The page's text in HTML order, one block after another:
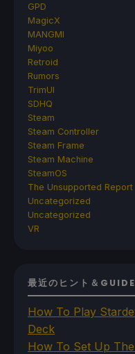
GPD
MagicX
MANGMI
Miyoo
Retroid
Rumors
TrimUI
SDHQ
Steam
Steam Controller
Steam Frame
Steam Machine
SteamOS
The Unsupported Report
Uncategorized
Uncategorized
VR
最近のヒント＆
How To Play
Deck
How To Set Up